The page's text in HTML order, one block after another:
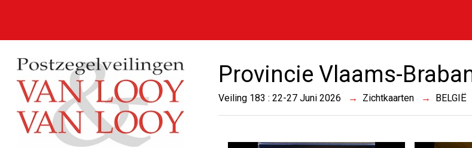
Provincie Vlaams-
Veiling 183 : 22-27 Juni 2026 Zichtkaarten BELGIË